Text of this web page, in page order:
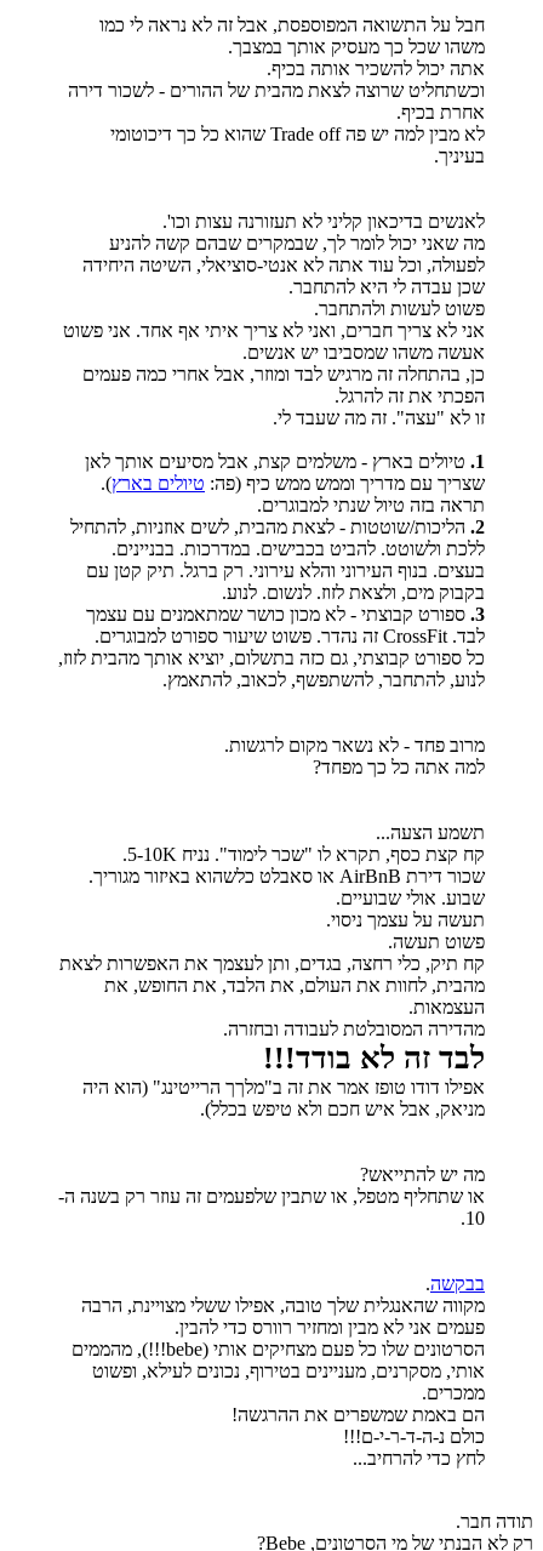
חבל על התשואה המפוספסת, אבל זה לא נראה לי כמו
משהו שכל כך מעסיק אותך במצבך.
אתה יכול להשכיר אותה בכיף.
וכשתחליט שרוצה לצאת מהבית של ההורים - לשכור דירה
אחרת בכיף.
לא מבין למה יש פה Trade off שהוא כל כך דיכוטומי
בעיניך.
לאנשים בדיכאון קליני לא תעזורנה עצות וכו'.
מה שאני יכול לומר לך, שבמקרים שבהם קשה להניע
לפעולה, וכל עוד אתה לא אנטי-סוציאלי, השיטה היחידה
שכן עבדה לי היא להתחבר.
פשוט לעשות ולהתחבר.
אני לא צריך חברים, ואני לא צריך איתי אף אחד. אני פשוט
אעשה משהו שמסביבו יש אנשים.
כן, בהתחלה זה מרגיש לבד ומוזר, אבל אחרי כמה פעמים
הפכתי את זה להרגל.
זו לא "עצה". זה מה שעבד לי.
1. טיולים בארץ - משלמים קצת, אבל מסיעים אותך לאן
שצריך עם מדריך וממש ממש כיף (פה: טיולים בארץ).
תראה בזה טיול שנתי למבוגרים.
2. הליכות/שוטטות - לצאת מהבית, לשים אוזניות, להתחיל
ללכת ולשוטט. להביט בכבישים. במדרכות. בבניינים.
בעצים. בנוף העירוני והלא עירוני. רק ברגל. תיק קטן עם
בקבוק מים, ולצאת לזוז. לנשום. לנוע.
3. ספורט קבוצתי - לא מכון כושר שמתאמנים עם עצמך
לבד. CrossFit זה נהדר. פשוט שיעור ספורט למבוגרים.
כל ספורט קבוצתי, גם כזה בתשלום, יוציא אותך מהבית לזוז,
לנוע, להתחבר, להשתפשף, לכאוב, להתאמץ.
מרוב פחד - לא נשאר מקום לרגשות.
למה אתה כל כך מפחד?
תשמע הצעה...
קח קצת כסף, תקרא לו "שכר לימוד". נניח 5-10K.
שכור דירת AirBnB או סאבלט כלשהוא באיזור מגוריך.
שבוע. אולי שבועיים.
תעשה על עצמך ניסוי.
פשוט תעשה.
קח תיק, כלי רחצה, בגדים, ותן לעצמך את האפשרות לצאת
מהבית, לחוות את העולם, את הלבד, את החופש, את
העצמאות.
מהדירה המסובלטת לעבודה ובחזרה.
לבד זה לא בודד!!!
אפילו דודו טופז אמר את זה ב"מלךך הרייטינג" (הוא היה
מניאק, אבל איש חכם ולא טיפש בכלל).
מה יש להתייאש?
או שתחליף מטפל, או שתבין שלפעמים זה עוזר רק בשנה ה-
10.
בבקשה.
מקווה שהאנגלית שלך טובה, אפילו ששלי מצויינת, הרבה
פעמים אני לא מבין ומחזיר רוורס כדי להבין.
הסרטונים שלו כל פעם מצחיקים אותי (bebe!!!), מהממים
אותי, מסקרנים, מעניינים בטירוף, נכונים לעילא, ופשוט
ממכרים.
הם באמת שמשפרים את ההרגשה!
כולם נ-ה-ד-ר-י-ם!!!
לחץ כדי להרחיב...
תודה חבר.
רק לא הבנתי של מי הסרטונים, Bebe?